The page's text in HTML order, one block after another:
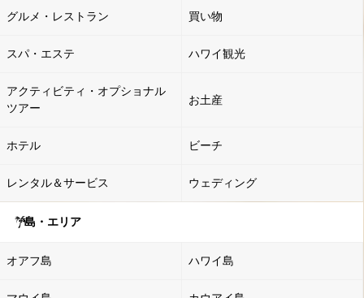
グルメ・レストラン 買い物
スパ・エステ ハワイ観光
アクティビティ・オプショナル
ツアー
お土産
ホテル ビーチ
レンタル＆サービス ウェディング
島・エリア
オアフ島 ハワイ島